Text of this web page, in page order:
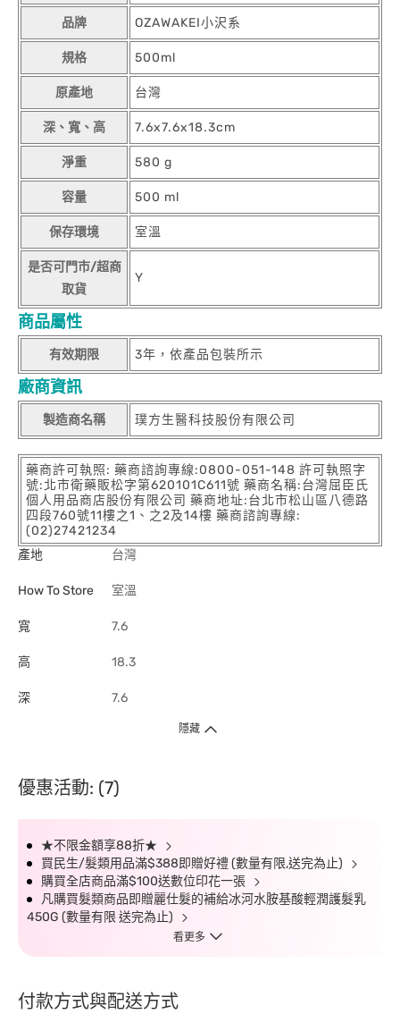
品牌 OZAWAKEI小沢系
規格 500ml
原產地 台灣
深、寬、高 7.6x7.6x18.3cm
淨重 580 g
容量 500 ml
保存環境 室溫
是否可門市/超商
取貨
Y
商品屬性
有效期限 3年，依產品包裝所示
廠商資訊
製造商名稱 璞方生醫科技股份有限公司
藥商許可執照: 藥商諮詢專線:0800-051-148 許可執照字
號:北市衛藥販松字第620101C611號 藥商名稱:台灣屈臣氏
個人用品商店股份有限公司 藥商地址:台北市松山區八德路
四段760號11樓之1、之2及14樓 藥商諮詢專線:
(02)27421234
產地
台灣
How To Store 室溫
寬 7.6
高 18.3
深 7.6
隱藏
優惠活動: (7)
★不限金額享88折★
買民生/髮類用品滿$388即贈好禮 (數量有限,送完為止)
購買全店商品滿$100送數位印花一張
凡購買髮類商品即贈麗仕髮的補給冰河水胺基酸輕潤護髮乳
450G (數量有限 送完為止)
看更多
付款方式與配送方式